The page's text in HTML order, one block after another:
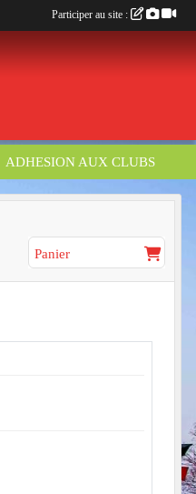
ADHESION AUX CLUBS
Panier
Participer au site :